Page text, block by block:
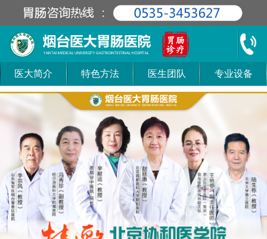
医大简介 特色方法 医生团队 专业设备